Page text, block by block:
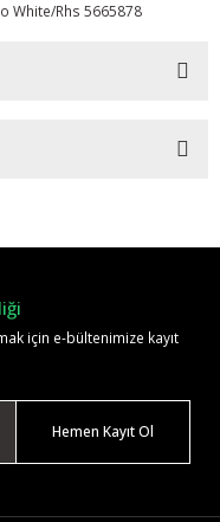
White/Rhs 5665878
için e-bültenimize kayıt
Hemen Kayıt Ol